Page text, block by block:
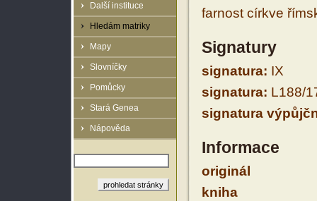
Další instituce
Hledám matriky
Mapy
Slovníčky
Pomůcky
Stará Genea
Nápověda
farnost církve
Signatury
signatura: IX
signatura: L188/
signatura
Informace
originál
kniha